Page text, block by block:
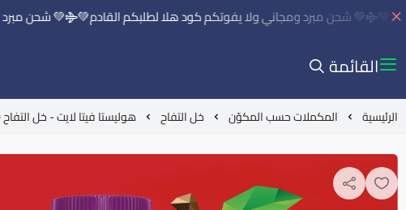
💚 شحن مبرد ومجاني ولا يفوتكم كود هلا لطلبكم القادم💚 💚 شحن مبرد
القائمة
الرئيسية المكملات حسب المكوّن خل التفاح هوليستا فيتا لايت - خل التفاح 200 مجم - 90 قطعة حلوي - تجربتك نحو حياة أكثر صحة وحيوية